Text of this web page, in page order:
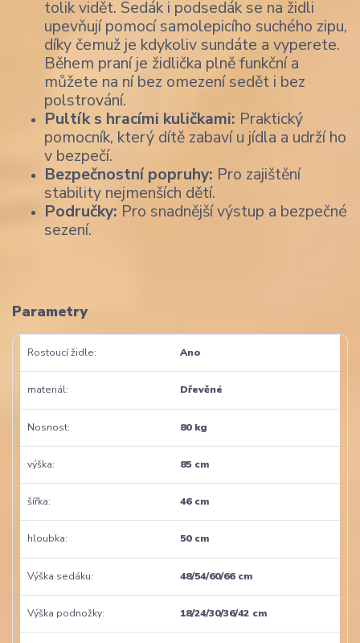
tolik vidět. Sedák i podsedák se na židli
upevňují pomocí samolepicího suchého zipu,
díky čemuž je kdykoliv sundáte a vyperete.
Během praní je židlička plně funkční a
můžete na ní bez omezení sedět i bez
polstrování.
Pultík s hracími kuličkami: Praktický
pomocník, který dítě zabaví u jídla a udrží ho
v bezpečí.
Bezpečnostní popruhy: Pro zajištění
stability nejmenších dětí.
Područky: Pro snadnější výstup a bezpečné
sezení.
Parametry
Rostoucí židle Ano
materiál Dřevěné
Nosnost 80 kg
výška 85 cm
šířka 46 cm
hloubka 50 cm
Výška sedáku 48/54/60/66 cm
Výška podnožky 18/24/30/36/42 cm